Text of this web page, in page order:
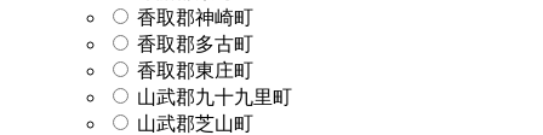
香取郡神崎町
香取郡多古町
香取郡東庄町
山武郡九十九里町
山武郡芝山町